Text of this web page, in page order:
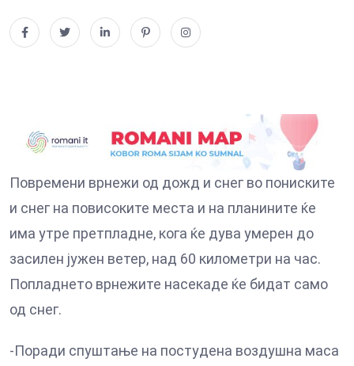
Повремени врнежи од дожд и снег во пониските
и снег на повисоките места и на планините ќе
има утре претпладне, кога ќе дува умерен до
засилен јужен ветер, над 60 километри на час.
Попладнето врнежите насекаде ќе бидат само
од снег.
-Поради спуштање на постудена воздушна маса